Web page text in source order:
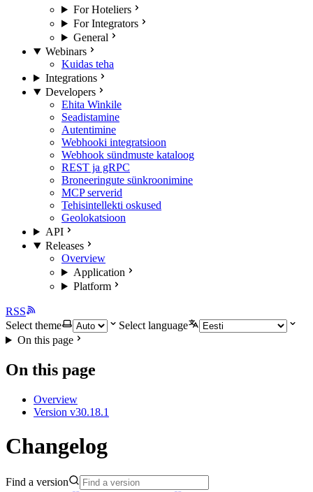
For Hoteliers
For Integrators
General
Webinars
Kuidas teha
Integrations
Developers
Ehita Winkile
Seadistamine
Autentimine
Webhooki integratsioon
Webhook sündmuste kataloog
REST ja gRPC
Broneeringute sünkroonimine
MCP serverid
Tehisintellekti oskused
Geolokatsioon
API
Releases
Overview
Application
Platform
RSS
Select theme
Select language
On this page
On this page
Overview
Version v30.18.1
Changelog
Find a version